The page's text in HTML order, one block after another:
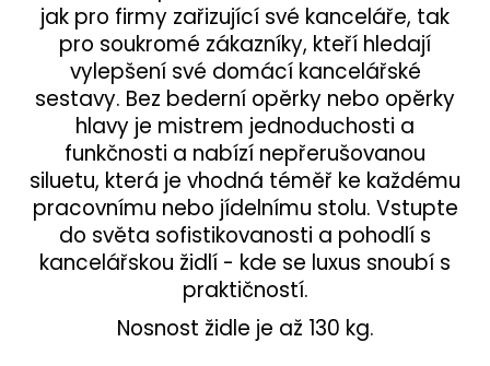
jak pro firmy zařizující své kanceláře, tak
pro soukromé zákazníky, kteří hledají
vylepšení své domácí kancelářské
sestavy. Bez bederní opěrky nebo opěrky
hlavy je mistrem jednoduchosti a
funkčnosti a nabízí nepřerušovanou
siluetu, která je vhodná téměř ke každému
pracovnímu nebo jídelnímu stolu. Vstupte
do světa sofistikovanosti a pohodlí s
kancelářskou židlí - kde se luxus snoubí s
praktičností.
Nosnost židle je až 130 kg.